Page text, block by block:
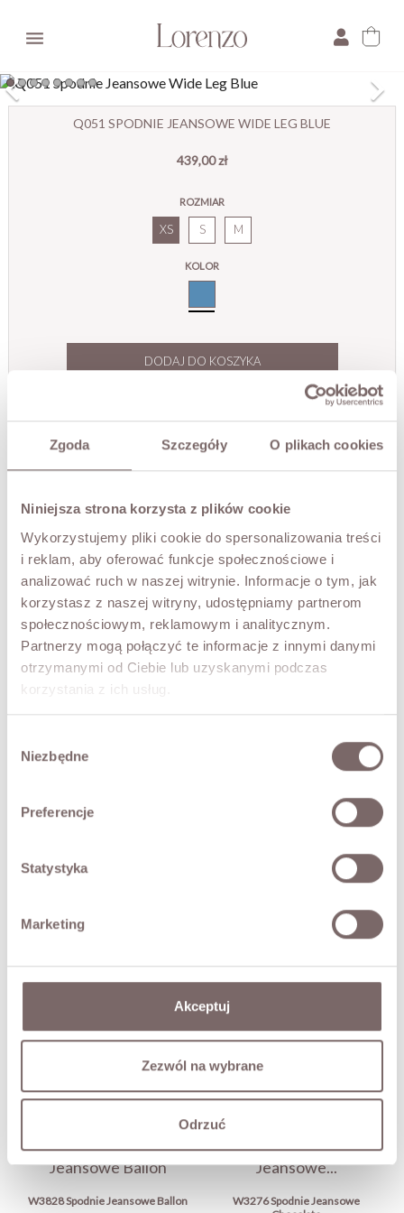
Zgoda Szczegóły O plikach cookies
Niniejsza strona korzysta z plików cookie
Wykorzystujemy pliki cookie do spersonalizowania treści
i reklam, aby oferować funkcje społecznościowe i
analizować ruch w naszej witrynie. Informacje o tym, jak
korzystasz z naszej witryny, udostępniamy partnerom
społecznościowym, reklamowym i analitycznym.
Partnerzy mogą połączyć te informacje z innymi danymi
otrzymanymi od Ciebie lub uzyskanymi podczas
korzystania z ich usług.
zgody
Niezbędne
Preferencje
Statystyka
Marketing
Akceptuj
Zezwól na wybrane
Odrzuć

Q051 SPODNIE JEANSOWE WIDE LEG BLUE
439,00 zł
ROZMIAR
XS S M
KOLOR
DODAJ DO KOSZYKA
OPIS
wysokiej jakości bawełny, która zapewnia komfort
noszenia przez cały dzień. Model z podwyższonym stanem
subtelnie podkreśla talię, a swobodnie opadające nogawki
nadają sylwetce nowoczesny, niezobowiązujący charakter.
Delikatnie sprany denim dodaje całości ponadczasowego
wyglądu, dzięki czemu spodnie doskonale wpisują się
zarówno w codzienne, jak i bardziej stylowe zestawienia.
- wysokogatunkowa bawełna
- luźniejszy krój
- podwyższony stan
- klasyczne zapięcie na guzik i zamek
- miękki, komfortowy denim
Modelka ma 177 cm i prezentuje rozmiar S.
DOSTAWA
Zadaj pytanie o produkt
MOŻE CIĘ ZAINTERESOWAĆ
W3828 Spodnie Jeansowe Ballon
W3276 Spodnie Jeansowe